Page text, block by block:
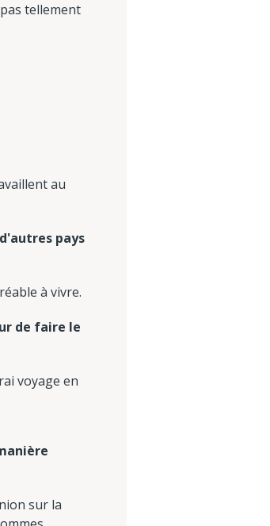
tellement
au
pays
à vivre.
de faire le
voyage en
sur la